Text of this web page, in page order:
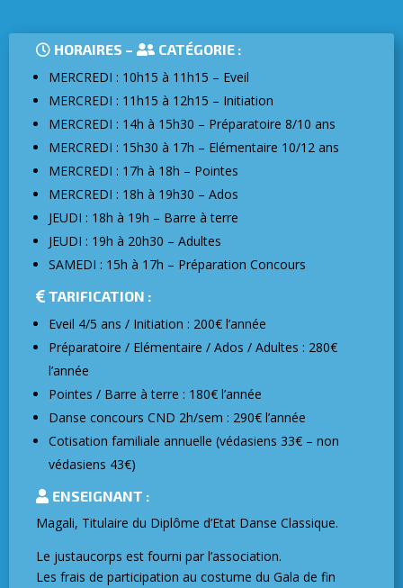
HORAIRES –
CATÉGORIE :
MERCREDI : 10h15 à 11h15 – Eveil
MERCREDI : 11h15 à 12h15 – Initiation
MERCREDI : 14h à 15h30 – Préparatoire 8/10 ans
MERCREDI : 15h30 à 17h – Elémentaire 10/12 ans
MERCREDI : 17h à 18h – Pointes
MERCREDI : 18h à 19h30 – Ados
JEUDI : 18h à 19h – Barre à terre
JEUDI : 19h à 20h30 – Adultes
SAMEDI : 15h à 17h – Préparation Concours
TARIFICATION :
Eveil 4/5 ans / Initiation : 200€ l’année
Préparatoire / Elémentaire / Ados / Adultes : 280€
l’année
Pointes / Barre à terre : 180€ l’année
Danse concours CND 2h/sem : 290€ l’année
Cotisation familiale annuelle (védasiens 33€ – non
védasiens 43€)
ENSEIGNANT :
Magali, Titulaire du Diplôme d’Etat Danse Classique.
Le justaucorps est fourni par l’association.
Les frais de participation au costume du Gala de fin